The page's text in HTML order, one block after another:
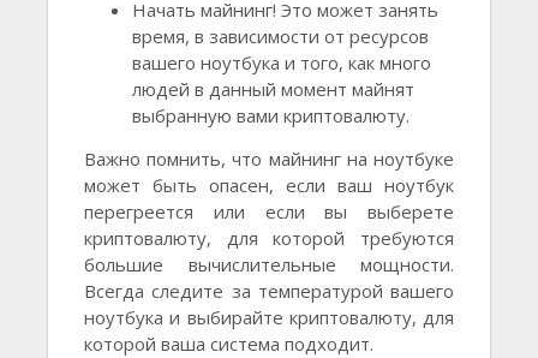
Начать майнинг! Это может занять
время, в зависимости от ресурсов
вашего ноутбука и того, как много
людей в данный момент майнят
выбранную вами криптовалюту.
Важно помнить, что майнинг на ноутбуке
может быть опасен, если ваш ноутбук
перегреется или если вы выберете
криптовалюту, для которой требуются
большие вычислительные мощности.
Всегда следите за температурой вашего
ноутбука и выбирайте криптовалюту, для
которой ваша система подходит.